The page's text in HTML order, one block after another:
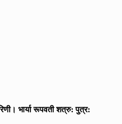
भार्या रूपवती शत्रु: पुत्र: